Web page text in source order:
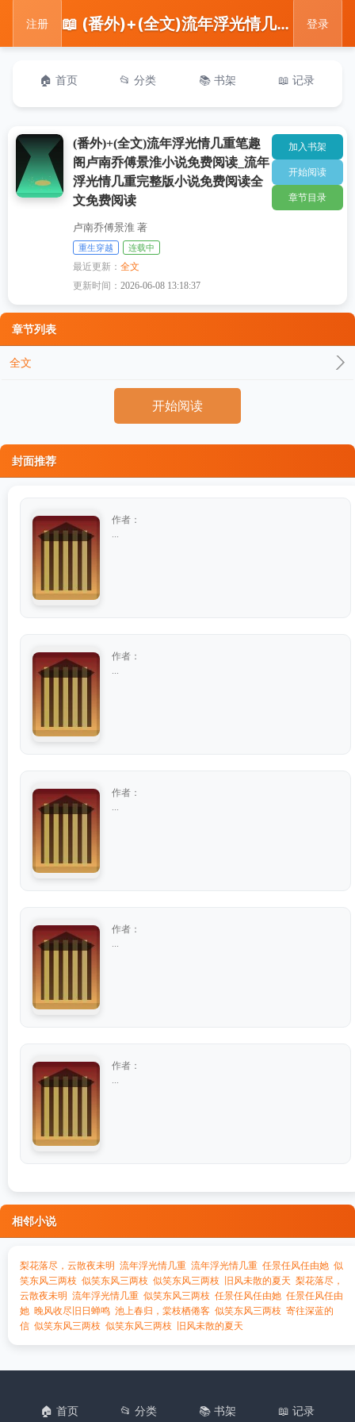
注册 📖 (番外)+(全文)流年浮光情几重笔趣阁卢南乔傅景淮小说免费阅读_流年浮光情几重完整版小说免费阅读全文免费阅读 登录
🏠 首页 📂 分类 📚 书架 📖 记录
(番外)+(全文)流年浮光情几重笔趣
阁卢南乔傅景淮小说免费阅读_流年
浮光情几重完整版小说免费阅读全
文免费阅读
卢南乔傅景淮 著
重生穿越 连载中
最近更新：全文
更新时间：2026-06-08 13:18:37
加入书架
开始阅读
章节目录
章节列表
全文
开始阅读
封面推荐
作者：
作者：
作者：
作者：
作者：
相邻小说
梨花落尽，云散夜未明 流年浮光情几重 流年浮光情几重 任景任风任由她 似
笑东风三两枝 似笑东风三两枝 似笑东风三两枝 旧风未散的夏天 梨花落尽，
云散夜未明 流年浮光情几重 似笑东风三两枝 任景任风任由她 任景任风任由
她 晚风收尽旧日蝉鸣 池上春归，棠枝栖倦客 似笑东风三两枝 寄往深蓝的
信 似笑东风三两枝 似笑东风三两枝 旧风未散的夏天
🏠 首页 📂 分类 📚 书架 📖 记录